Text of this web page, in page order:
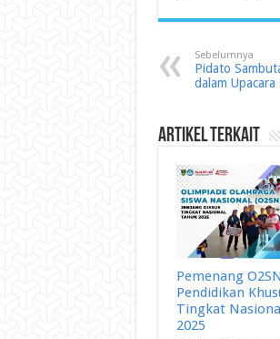
Sebelumnya
Pidato
dalam
Artikel Terkait
Pemenang
Pendidikan
Tingkat
2025